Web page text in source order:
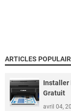
ARTICLES
Installer
Gratuit
avril 04,